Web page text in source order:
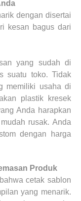
dengan disertai
kesan bagus dari
yang sudah di
suatu toko. Tidak
memiliki usaha di
plastik kresek
Anda harapkan
rusak. Anda
dengan harga
Produk
cetak sablon
yang menarik.